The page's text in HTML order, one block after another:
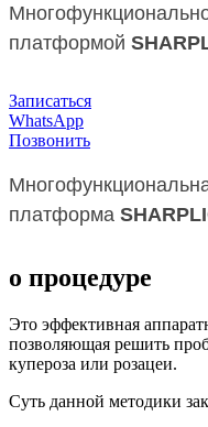
платформой
Записаться
WhatsApp
Позвонить
платформа
о процедуре
Это эффективная
позволяющая решить
купероза или розацеи.
Суть данной методики